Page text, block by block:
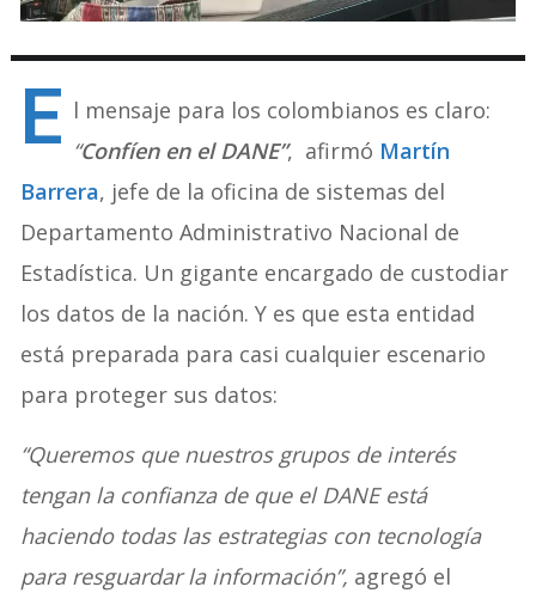
E l mensaje para los colombianos es claro:
“Confíen en el DANE”, afirmó Martín
Barrera, jefe de la oficina de sistemas del
Departamento Administrativo Nacional de
Estadística. Un gigante encargado de custodiar
los datos de la nación. Y es que esta entidad
está preparada para casi cualquier escenario
para proteger sus datos:
“Queremos que nuestros grupos de interés
tengan la confianza de que el DANE está
haciendo todas las estrategias con tecnología
para resguardar la información”, agregó el